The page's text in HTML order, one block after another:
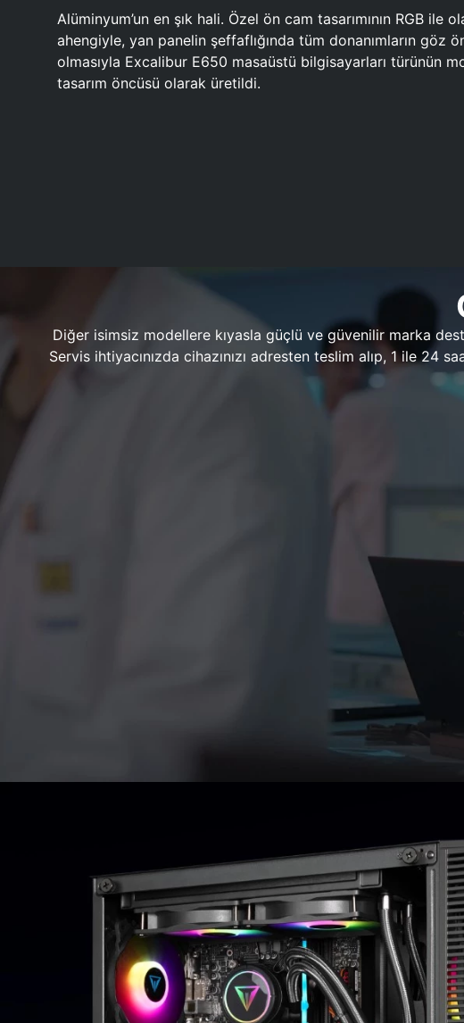
Alüminyum’un en şık hali. Özel ön cam tasarımının RGB ile
ahengiyle, yan panelin şeffaflığında tüm donanımların göz
olmasıyla Excalibur E650 masaüstü bilgisayarları türünün
tasarım öncüsü olarak üretildi.
Diğer isimsiz modellere kıyasla güçlü ve güvenilir marka
Servis ihtiyacınızda cihazınızı adresten teslim alıp, 1 ile